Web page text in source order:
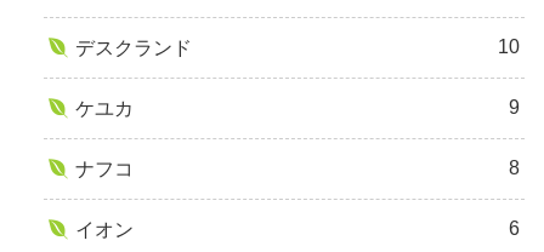
デスクランド 10
ケユカ 9
ナフコ 8
イオン 6